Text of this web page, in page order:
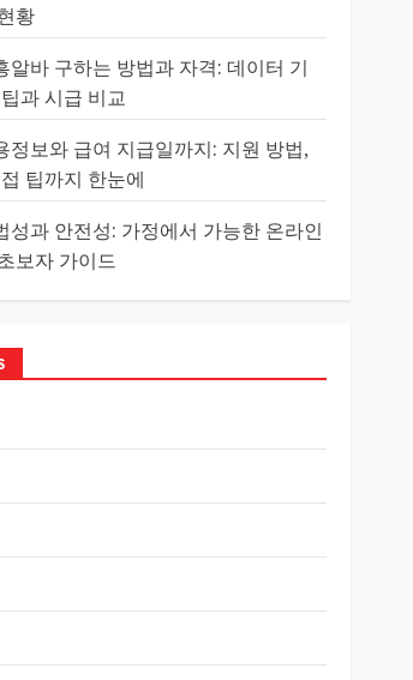
황
알바 구하는 방법과 자격: 데이터 기
과 시급 비교
정보와 급여 지급일까지: 지원 방법,
팁까지 한눈에
성과 안전성: 가정에서 가능한 온라인
보자 가이드